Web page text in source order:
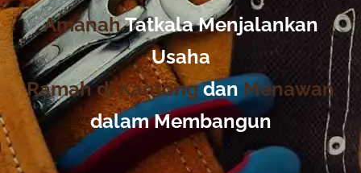
AmanahTatkala Menjalankan
Usaha
Ramah di Kantong dan Menawan
dalam Membangun